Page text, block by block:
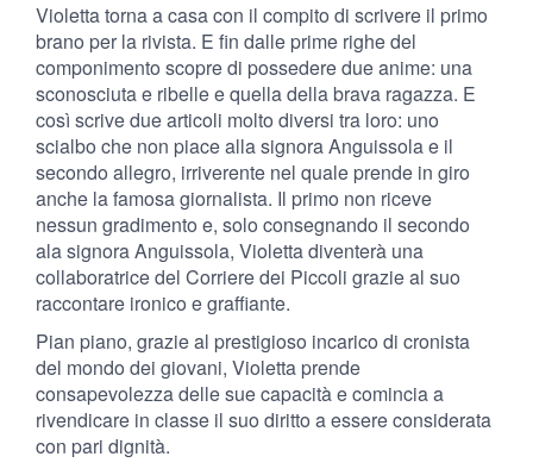
Violetta torna a casa con il compito di scrivere il primo
brano per la rivista. E fin dalle prime righe del
componimento scopre di possedere due anime: una
sconosciuta e ribelle e quella della brava ragazza. E
così scrive due articoli molto diversi tra loro: uno
scialbo che non piace alla signora Anguissola e il
secondo allegro, irriverente nel quale prende in giro
anche la famosa giornalista. Il primo non riceve
nessun gradimento e, solo consegnando il secondo
ala signora Anguissola, Violetta diventerà una
collaboratrice del Corriere dei Piccoli grazie al suo
raccontare ironico e graffiante.
Pian piano, grazie al prestigioso incarico di cronista
del mondo dei giovani, Violetta prende
consapevolezza delle sue capacità e comincia a
rivendicare in classe il suo diritto a essere considerata
con pari dignità.